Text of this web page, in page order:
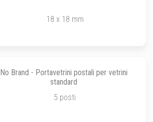
18 x 18 mm
No Brand - Portavetrini postali per vetrini
standard
5 posti